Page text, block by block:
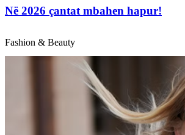
Në 2026 çantat mbahen hapur!
Fashion & Beauty